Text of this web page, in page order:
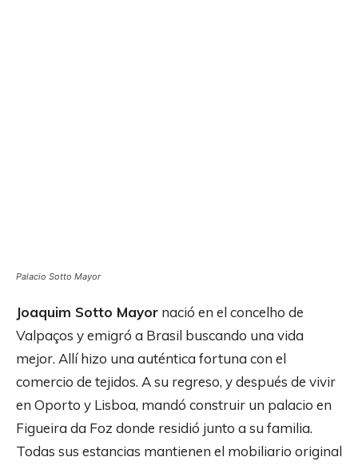
Palacio Sotto Mayor
Joaquim Sotto Mayor nació en el concelho de
Valpaços y emigró a Brasil buscando una vida
mejor. Allí hizo una auténtica fortuna con el
comercio de tejidos. A su regreso, y después de vivir
en Oporto y Lisboa, mandó construir un palacio en
Figueira da Foz donde residió junto a su familia.
Todas sus estancias mantienen el mobiliario original